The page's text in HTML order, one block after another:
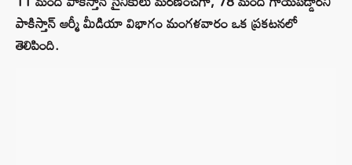
పాకిస్తాన్ ఆర్మీ మీడియా విభాగం మంగళవారం ఒక ప్రకటనలో
తెలిపింది.